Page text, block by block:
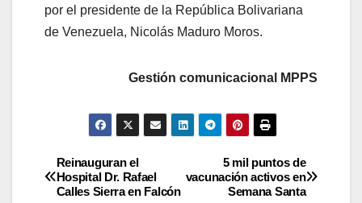
por el presidente de la República Bolivariana
de Venezuela, Nicolás Maduro Moros.
Gestión comunicacional MPPS
5 mil puntos de
vacunación activos en
Semana Santa
Reinauguran el
Hospital Dr. Rafael
Calles Sierra en Falcón